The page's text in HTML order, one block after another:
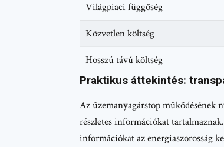
Világpiaci függőség
Közvetlen költség
Hosszú távú költség
Praktikus áttekintés:
Az üzemanyagárstop működésének
részletes információkat
információkat az energiaszorosság